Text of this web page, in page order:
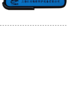
的影响。